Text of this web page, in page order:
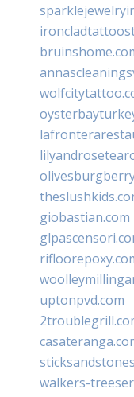
giobastian.com
uptonpvd.com
walkers-